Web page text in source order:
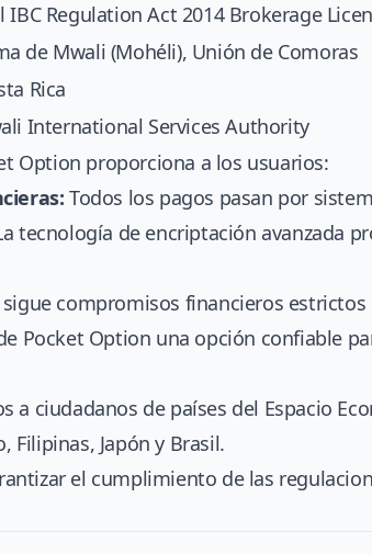
Regulation Act 2014 Brokerage
de Mwali (Mohéli), Unión de Comoras
Rica
International Services Authority
Option proporciona a los usuarios:
Todos los pagos pasan por
tecnología de encriptación avanzada
sigue compromisos financieros
Pocket Option una opción confiable
a ciudadanos de países del Espacio
Filipinas, Japón y Brasil.
el cumplimiento de las